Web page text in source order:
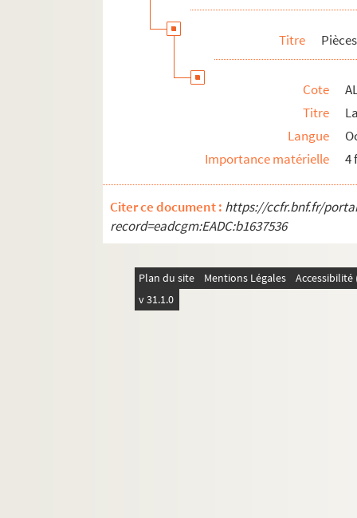
Mouvement viticole
Associations locales
La Grande Guerre et le front d'Orient
Documents et objets annexes
Titre
Cote
Titre
Langue
Importance matérielle
4
Citer ce document : https://ccfr.bnf.fr/
record=eadcgm:EADC:b1637536
Plan du site Mentions Légales
v 31.1.0